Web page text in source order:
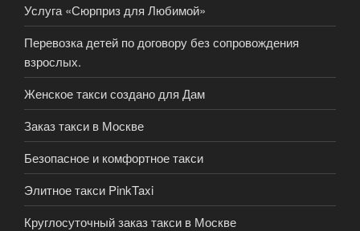
Услуга «Сюрприз для Любимой»
Перевозка детей по договору без сопровождения
взрослых.
Женское такси создано для Дам
Заказ такси в Москве
Безопасное и комфортное такси
Элитное такси PinkTaxi
Круглосуточный заказ такси в Москве